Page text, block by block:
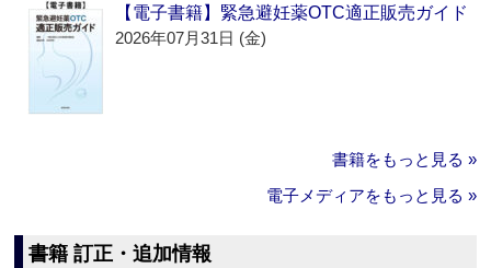
【電子書籍】緊急避妊薬OTC適正販売ガイド
2026年07月31日 (金)
書籍をもっと見る »
電子メディアをもっと見る »
書籍 訂正・追加情報